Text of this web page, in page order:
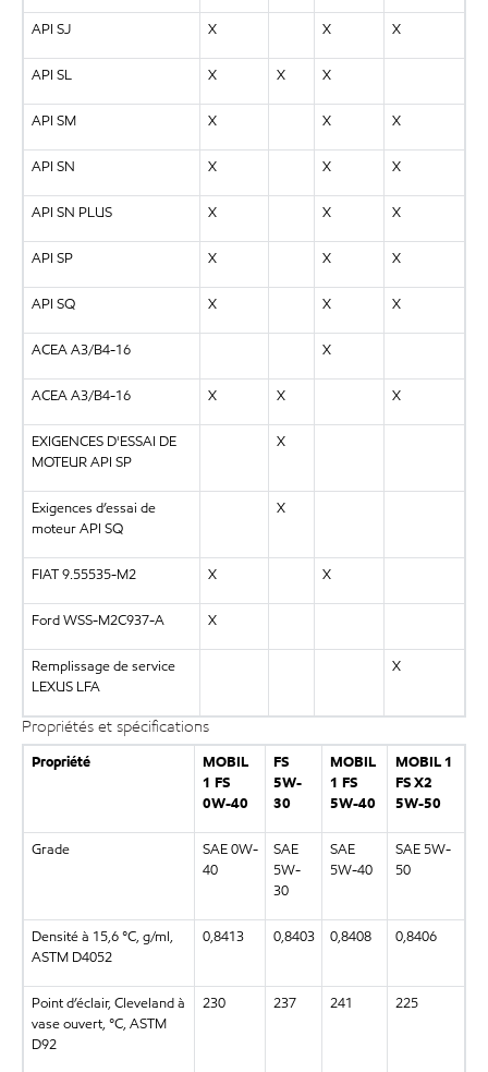
API SJ X X X
API SL X X X
API SM X X X
API SN X X X
API SN PLUS X X X
API SP X X X
API SQ X X X
ACEA A3/B4-16 X
ACEA A3/B4-16 X X X
EXIGENCES D'ESSAI DE
MOTEUR API SP
X
Exigences d’essai de
moteur API SQ
X
FIAT 9.55535-M2 X X
Ford WSS-M2C937-A X
Remplissage de service
LEXUS LFA
X
Propriétés et spécifications
Propriété
MOBIL
1 FS
0W-40
FS
5W-
30
MOBIL
1 FS
5W-40
MOBIL 1
FS X2
5W-50
Grade
SAE 0W-
40
SAE
5W-
30
SAE
5W-40
SAE 5W-
50
Densité à 15,6 °C, g/ml,
ASTM D4052
0,8413 0,8403 0,8408 0,8406
Point d’éclair, Cleveland à
vase ouvert, °C, ASTM
D92
230 237 241 225